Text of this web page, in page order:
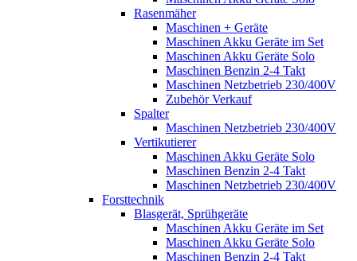
Rasenmäher
Maschinen + Geräte
Maschinen Akku Geräte im Set
Maschinen Akku Geräte Solo
Maschinen Benzin 2-4 Takt
Maschinen Netzbetrieb 230/400V
Zubehör Verkauf
Spalter
Maschinen Netzbetrieb 230/400V
Vertikutierer
Maschinen Akku Geräte Solo
Maschinen Benzin 2-4 Takt
Maschinen Netzbetrieb 230/400V
Forsttechnik
Blasgerät, Sprühgeräte
Maschinen Akku Geräte im Set
Maschinen Akku Geräte Solo
Maschinen Benzin 2-4 Takt